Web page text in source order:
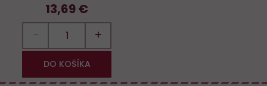
13,69 €
− +
DO KOŠÍKA